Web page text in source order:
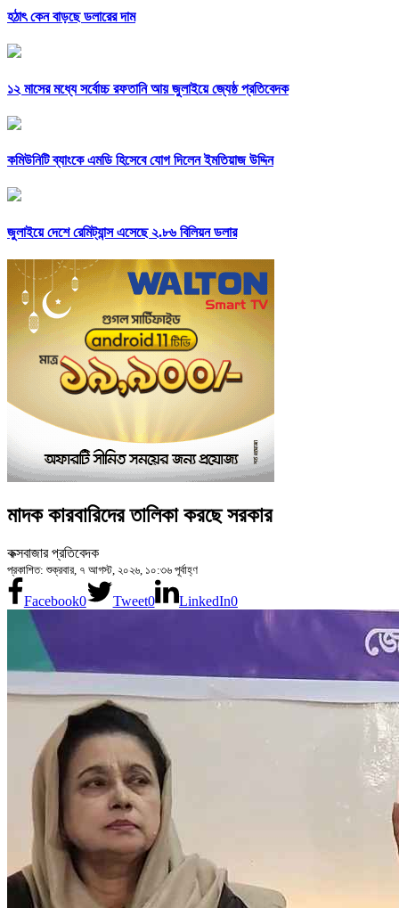
হঠাৎ কেন বাড়ছে ডলারের দাম
১২ মাসের মধ্যে সর্বোচ্চ রফতানি আয় জুলাইয়ে জ্যেষ্ঠ প্রতিবেদক
কমিউনিটি ব্যাংকে এমডি হিসেবে যোগ দিলেন ইমতিয়াজ উদ্দিন
জুলাইয়ে দেশে রেমিট্যান্স এসেছে ২.৮৬ বিলিয়ন ডলার
মাদক কারবারিদের তালিকা করছে সরকার
কক্সবাজার প্রতিবেদক
প্রকাশিত: শুক্রবার, ৭ আগস্ট, ২০২৬, ১০:৩৬ পূর্বাহ্ণ
Facebook0 Tweet0 LinkedIn0